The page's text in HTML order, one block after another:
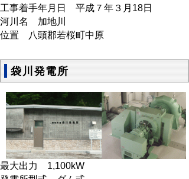
工事着手年月日 平成７年３月18日
河川名 加地川
位置 八頭郡若桜町中原
袋川発電所
最大出力 1,100kW